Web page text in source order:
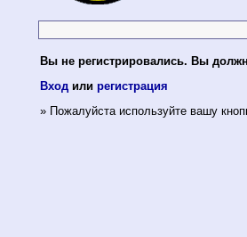
Вы не регистрировались. Вы
Входили регистрация
» Пожалуйста используйте вашу